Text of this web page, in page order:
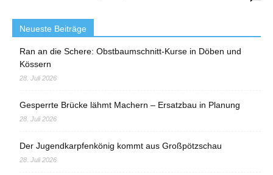
Neueste Beiträge
Ran an die Schere: Obstbaumschnitt-Kurse in Döben und
Kössern
28. Juli 2026
Gesperrte Brücke lähmt Machern – Ersatzbau in Planung
28. Juli 2026
Der Jugendkarpfenkönig kommt aus Großpötzschau
28. Juli 2026